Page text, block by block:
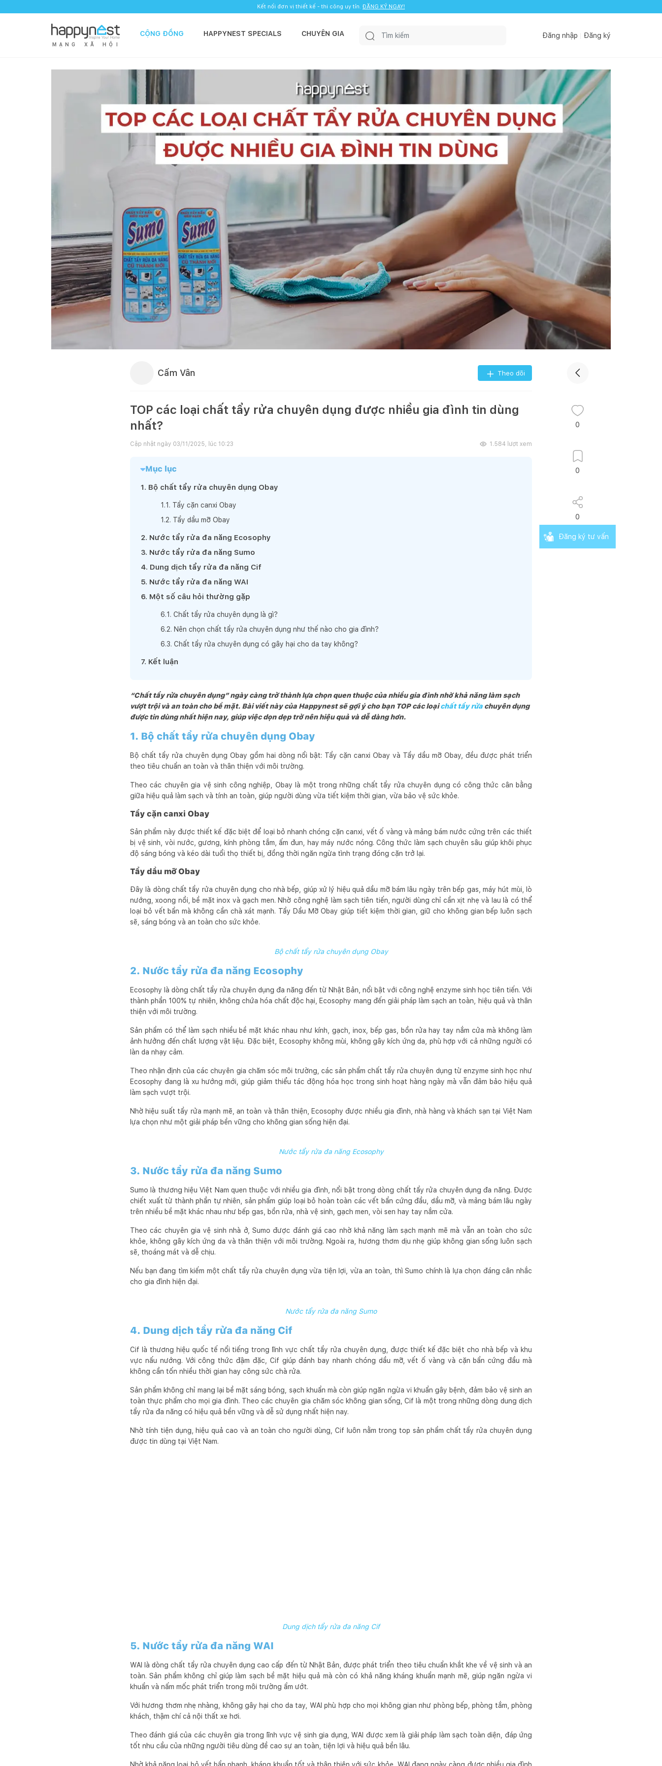
Kết nối đơn vị thiết kế - thi công uy tín. ĐĂNG KÝ NGAY!
M Ạ N G X Ã H Ộ I
CỘNG ĐỒNG HAPPYNEST SPECIALS CHUYÊN GIA Đăng nhập Đăng ký
Cẩm Vân Theo dõi
TOP các loại chất tẩy rửa chuyên dụng được nhiều gia đình tin dùng
nhất?
Cập nhật ngày 03/11/2025, lúc 10:23 1.584 lượt xem
Mục lục
1. Bộ chất tẩy rửa chuyên dụng Obay
1 .1 . Tẩy cặn canxi Obay
1 .2. Tẩy dầu mỡ Obay
2. Nước tẩy rửa đa năng Ecosophy
3. Nước tẩy rửa đa năng Sumo
4. Dung dịch tẩy rửa đa năng Cif
5. Nước tẩy rửa đa năng WAI
6. Một số câu hỏi thường gặp
6.1 . Chất tẩy rửa chuyên dụng là gì?
6.2. Nên chọn chất tẩy rửa chuyên dụng như thế nào cho gia đình?
6.3. Chất tẩy rửa chuyên dụng có gây hại cho da tay không?
7. Kết luận
“Chất tẩy rửa chuyên dụng” ngày càng trở thành lựa chọn quen thuộc của nhiều gia đình nhờ khả năng làm sạch
vượt trội và an toàn cho bề mặt. Bài viết này của Happynest sẽ gợi ý cho bạn TOP các loạichất tẩy rửa chuyên dụng
được tin dùng nhất hiện nay, giúp việc dọn dẹp trở nên hiệu quả và dễ dàng hơn.
1. Bộ chất tẩy rửa chuyên dụng Obay
Bộ chất tẩy rửa chuyên dụng Obay gồm hai dòng nổi bật: Tẩy cặn canxi Obay và Tẩy dầu mỡ Obay, đều được phát triển
theo tiêu chuẩn an toàn và thân thiện với môi trường.
Theo các chuyên gia vệ sinh công nghiệp, Obay là một trong những chất tẩy rửa chuyên dụng có công thức cân bằng
giữa hiệu quả làm sạch và tính an toàn, giúp người dùng vừa tiết kiệm thời gian, vừa bảo vệ sức khỏe.
Tẩy cặn canxi Obay
Sản phẩm này được thiết kế đặc biệt để loại bỏ nhanh chóng cặn canxi, vết ố vàng và mảng bám nước cứng trên các thiết
bị vệ sinh, vòi nước, gương, kính phòng tắm, ấm đun, hay máy nước nóng. Công thức làm sạch chuyên sâu giúp khôi phục
độ sáng bóng và kéo dài tuổi thọ thiết bị, đồng thời ngăn ngừa tình trạng đóng cặn trở lại.
Tẩy dầu mỡ Obay
Đây là dòng chất tẩy rửa chuyên dụng cho nhà bếp, giúp xử lý hiệu quả dầu mỡ bám lâu ngày trên bếp gas, máy hút mùi, lò
nướng, xoong nồi, bề mặt inox và gạch men. Nhờ công nghệ làm sạch tiên tiến, người dùng chỉ cần xịt nhẹ và lau là có thể
loại bỏ vết bẩn mà không cần chà xát mạnh. Tẩy Dầu Mỡ Obay giúp tiết kiệm thời gian, giữ cho không gian bếp luôn sạch
sẽ, sáng bóng và an toàn cho sức khỏe.
Bộ chất tẩy rửa chuyên dụng Obay
2. Nước tẩy rửa đa năng Ecosophy
Ecosophy là dòng chất tẩy rửa chuyên dụng đa năng đến từ Nhật Bản, nổi bật với công nghệ enzyme sinh học tiên tiến. Với
thành phần 100% tự nhiên, không chứa hóa chất độc hại, Ecosophy mang đến giải pháp làm sạch an toàn, hiệu quả và thân
thiện với môi trường.
Sản phẩm có thể làm sạch nhiều bề mặt khác nhau như kính, gạch, inox, bếp gas, bồn rửa hay tay nắm cửa mà không làm
ảnh hưởng đến chất lượng vật liệu. Đặc biệt, Ecosophy không mùi, không gây kích ứng da, phù hợp với cả những người có
làn da nhạy cảm.
Theo nhận định của các chuyên gia chăm sóc môi trường, các sản phẩm chất tẩy rửa chuyên dụng từ enzyme sinh học như
Ecosophy đang là xu hướng mới, giúp giảm thiểu tác động hóa học trong sinh hoạt hàng ngày mà vẫn đảm bảo hiệu quả
làm sạch vượt trội.
Nhờ hiệu suất tẩy rửa mạnh mẽ, an toàn và thân thiện, Ecosophy được nhiều gia đình, nhà hàng và khách sạn tại Việt Nam
lựa chọn như một giải pháp bền vững cho không gian sống hiện đại.
Nước tẩy rửa đa năng Ecosophy
3. Nước tẩy rửa đa năng Sumo
Sumo là thương hiệu Việt Nam quen thuộc với nhiều gia đình, nổi bật trong dòng chất tẩy rửa chuyên dụng đa năng. Được
chiết xuất từ thành phần tự nhiên, sản phẩm giúp loại bỏ hoàn toàn các vết bẩn cứng đầu, dầu mỡ, và mảng bám lâu ngày
trên nhiều bề mặt khác nhau như bếp gas, bồn rửa, nhà vệ sinh, gạch men, vòi sen hay tay nắm cửa.
Theo các chuyên gia vệ sinh nhà ở, Sumo được đánh giá cao nhờ khả năng làm sạch mạnh mẽ mà vẫn an toàn cho sức
khỏe, không gây kích ứng da và thân thiện với môi trường. Ngoài ra, hương thơm dịu nhẹ giúp không gian sống luôn sạch
sẽ, thoáng mát và dễ chịu.
Nếu bạn đang tìm kiếm một chất tẩy rửa chuyên dụng vừa tiện lợi, vừa an toàn, thì Sumo chính là lựa chọn đáng cân nhắc
cho gia đình hiện đại.
Nước tẩy rửa đa năng Sumo
4. Dung dịch tẩy rửa đa năng Cif
Cif là thương hiệu quốc tế nổi tiếng trong lĩnh vực chất tẩy rửa chuyên dụng, được thiết kế đặc biệt cho nhà bếp và khu
vực nấu nướng. Với công thức đậm đặc, Cif giúp đánh bay nhanh chóng dầu mỡ, vết ố vàng và cặn bẩn cứng đầu mà
không cần tốn nhiều thời gian hay công sức chà rửa.
Sản phẩm không chỉ mang lại bề mặt sáng bóng, sạch khuẩn mà còn giúp ngăn ngừa vi khuẩn gây bệnh, đảm bảo vệ sinh an
toàn thực phẩm cho mọi gia đình. Theo các chuyên gia chăm sóc không gian sống, Cif là một trong những dòng dung dịch
tẩy rửa đa năng có hiệu quả bền vững và dễ sử dụng nhất hiện nay.
Nhờ tính tiện dụng, hiệu quả cao và an toàn cho người dùng, Cif luôn nằm trong top sản phẩm chất tẩy rửa chuyên dụng
được tin dùng tại Việt Nam.
Dung dịch tẩy rửa đa năng Cif
5. Nước tẩy rửa đa năng WAI
WAI là dòng chất tẩy rửa chuyên dụng cao cấp đến từ Nhật Bản, được phát triển theo tiêu chuẩn khắt khe về vệ sinh và an
toàn. Sản phẩm không chỉ giúp làm sạch bề mặt hiệu quả mà còn có khả năng kháng khuẩn mạnh mẽ, giúp ngăn ngừa vi
khuẩn và nấm mốc phát triển trong môi trường ẩm ướt.
Với hương thơm nhẹ nhàng, không gây hại cho da tay, WAI phù hợp cho mọi không gian như phòng bếp, phòng tắm, phòng
khách, thậm chí cả nội thất xe hơi.
Theo đánh giá của các chuyên gia trong lĩnh vực vệ sinh gia dụng, WAI được xem là giải pháp làm sạch toàn diện, đáp ứng
tốt nhu cầu của những người tiêu dùng đề cao sự an toàn, tiện lợi và hiệu quả bền lâu.
0
0
0
Đăng ký tư vấn